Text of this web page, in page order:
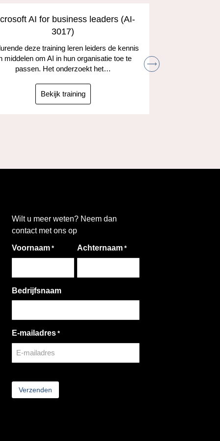
AI for business leaders (AI-
3017)
deze training leren leiders de kennis
middelen om AI in hun organisatie toe te
passen. Het onderzoekt het…
Bekijk training
Wilt u meer weten? Neem dan
contact met ons op
Voornaam * Achternaam *
Bedrijfsnaam
E-mailadres *